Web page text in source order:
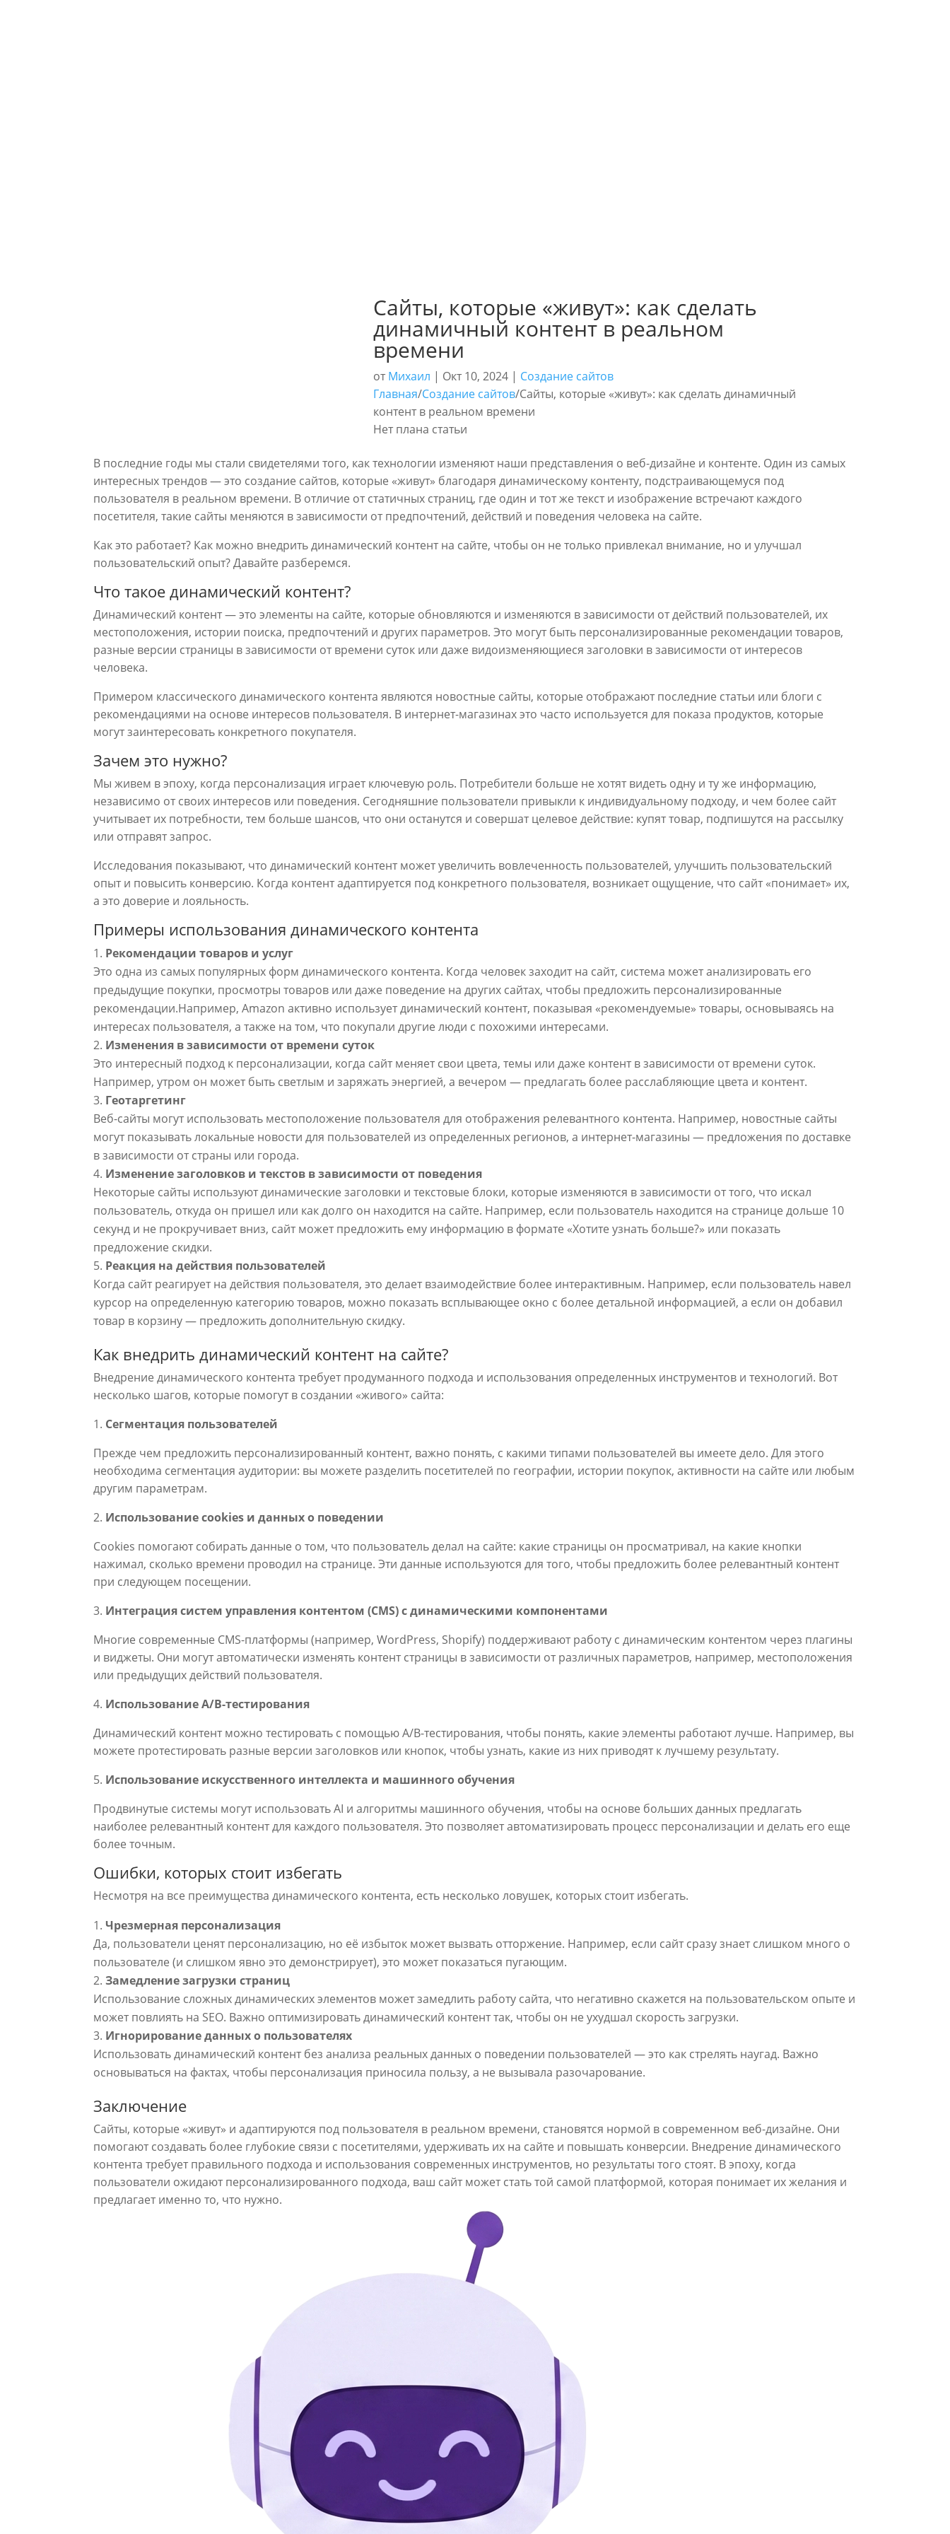
Сайты, которые «живут»: как сделать
динамичный контент в реальном
времени
отМихаил | Окт 10, 2024 | Создание сайтов
Главная/Создание сайтов/Сайты, которые «живут»: как сделать динамичный
контент в реальном времени
Нет плана статьи
В последние годы мы стали свидетелями того, как технологии изменяют наши представления о веб-дизайне и контенте. Один из самых
интересных трендов — это создание сайтов, которые «живут» благодаря динамическому контенту, подстраивающемуся под
пользователя в реальном времени. В отличие от статичных страниц, где один и тот же текст и изображение встречают каждого
посетителя, такие сайты меняются в зависимости от предпочтений, действий и поведения человека на сайте.
Как это работает? Как можно внедрить динамический контент на сайте, чтобы он не только привлекал внимание, но и улучшал
пользовательский опыт? Давайте разберемся.
Что такое динамический контент?
Динамический контент — это элементы на сайте, которые обновляются и изменяются в зависимости от действий пользователей, их
местоположения, истории поиска, предпочтений и других параметров. Это могут быть персонализированные рекомендации товаров,
разные версии страницы в зависимости от времени суток или даже видоизменяющиеся заголовки в зависимости от интересов
человека.
Примером классического динамического контента являются новостные сайты, которые отображают последние статьи или блоги с
рекомендациями на основе интересов пользователя. В интернет-магазинах это часто используется для показа продуктов, которые
могут заинтересовать конкретного покупателя.
Зачем это нужно?
Мы живем в эпоху, когда персонализация играет ключевую роль. Потребители больше не хотят видеть одну и ту же информацию,
независимо от своих интересов или поведения. Сегодняшние пользователи привыкли к индивидуальному подходу, и чем более сайт
учитывает их потребности, тем больше шансов, что они останутся и совершат целевое действие: купят товар, подпишутся на рассылку
или отправят запрос.
Исследования показывают, что динамический контент может увеличить вовлеченность пользователей, улучшить пользовательский
опыт и повысить конверсию. Когда контент адаптируется под конкретного пользователя, возникает ощущение, что сайт «понимает» их,
а это доверие и лояльность.
Примеры использования динамического контента
Рекомендации товаров и услуг
Это одна из самых популярных форм динамического контента. Когда человек заходит на сайт, система может анализировать его
предыдущие покупки, просмотры товаров или даже поведение на других сайтах, чтобы предложить персонализированные
рекомендации.Например, Amazon активно использует динамический контент, показывая «рекомендуемые» товары, основываясь на
интересах пользователя, а также на том, что покупали другие люди с похожими интересами.
Изменения в зависимости от времени суток
Это интересный подход к персонализации, когда сайт меняет свои цвета, темы или даже контент в зависимости от времени суток.
Например, утром он может быть светлым и заряжать энергией, а вечером — предлагать более расслабляющие цвета и контент.
Геотаргетинг
Веб-сайты могут использовать местоположение пользователя для отображения релевантного контента. Например, новостные сайты
могут показывать локальные новости для пользователей из определенных регионов, а интернет-магазины — предложения по доставке
в зависимости от страны или города.
Изменение заголовков и текстов в зависимости от поведения
Некоторые сайты используют динамические заголовки и текстовые блоки, которые изменяются в зависимости от того, что искал
пользователь, откуда он пришел или как долго он находится на сайте. Например, если пользователь находится на странице дольше 10
секунд и не прокручивает вниз, сайт может предложить ему информацию в формате «Хотите узнать больше?» или показать
предложение скидки.
Реакция на действия пользователей
Когда сайт реагирует на действия пользователя, это делает взаимодействие более интерактивным. Например, если пользователь навел
курсор на определенную категорию товаров, можно показать всплывающее окно с более детальной информацией, а если он добавил
товар в корзину — предложить дополнительную скидку.
Как внедрить динамический контент на сайте?
Внедрение динамического контента требует продуманного подхода и использования определенных инструментов и технологий. Вот
несколько шагов, которые помогут в создании «живого» сайта:
1. Сегментация пользователей
Прежде чем предложить персонализированный контент, важно понять, с какими типами пользователей вы имеете дело. Для этого
необходима сегментация аудитории: вы можете разделить посетителей по географии, истории покупок, активности на сайте или любым
другим параметрам.
2. Использование cookies и данных о поведении
Cookies помогают собирать данные о том, что пользователь делал на сайте: какие страницы он просматривал, на какие кнопки
нажимал, сколько времени проводил на странице. Эти данные используются для того, чтобы предложить более релевантный контент
при следующем посещении.
3. Интеграция систем управления контентом (CMS) с динамическими компонентами
Многие современные CMS-платформы (например, WordPress, Shopify) поддерживают работу с динамическим контентом через плагины
и виджеты. Они могут автоматически изменять контент страницы в зависимости от различных параметров, например, местоположения
или предыдущих действий пользователя.
4. Использование A/B-тестирования
Динамический контент можно тестировать с помощью A/B-тестирования, чтобы понять, какие элементы работают лучше. Например, вы
можете протестировать разные версии заголовков или кнопок, чтобы узнать, какие из них приводят к лучшему результату.
5. Использование искусственного интеллекта и машинного обучения
Продвинутые системы могут использовать AI и алгоритмы машинного обучения, чтобы на основе больших данных предлагать
наиболее релевантный контент для каждого пользователя. Это позволяет автоматизировать процесс персонализации и делать его еще
более точным.
Ошибки, которых стоит избегать
Несмотря на все преимущества динамического контента, есть несколько ловушек, которых стоит избегать.
Чрезмерная персонализация
Да, пользователи ценят персонализацию, но её избыток может вызвать отторжение. Например, если сайт сразу знает слишком много о
пользователе (и слишком явно это демонстрирует), это может показаться пугающим.
Замедление загрузки страниц
Использование сложных динамических элементов может замедлить работу сайта, что негативно скажется на пользовательском опыте и
может повлиять на SEO. Важно оптимизировать динамический контент так, чтобы он не ухудшал скорость загрузки.
Игнорирование данных о пользователях
Использовать динамический контент без анализа реальных данных о поведении пользователей — это как стрелять наугад. Важно
основываться на фактах, чтобы персонализация приносила пользу, а не вызывала разочарование.
Заключение
Сайты, которые «живут» и адаптируются под пользователя в реальном времени, становятся нормой в современном веб-дизайне. Они
помогают создавать более глубокие связи с посетителями, удерживать их на сайте и повышать конверсии. Внедрение динамического
контента требует правильного подхода и использования современных инструментов, но результаты того стоят. В эпоху, когда
пользователи ожидают персонализированного подхода, ваш сайт может стать той самой платформой, которая понимает их желания и
предлагает именно то, что нужно.